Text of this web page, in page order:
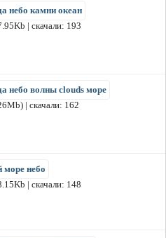
небо камни океан
| скачали: 193
небо волны clouds море
| скачали: 162
море небо
| скачали: 148